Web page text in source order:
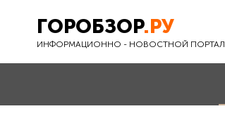
ГОРОБЗОР.РУ
ИНФОРМАЦИОННО - НОВОСТНОЙ ПОРТАЛ